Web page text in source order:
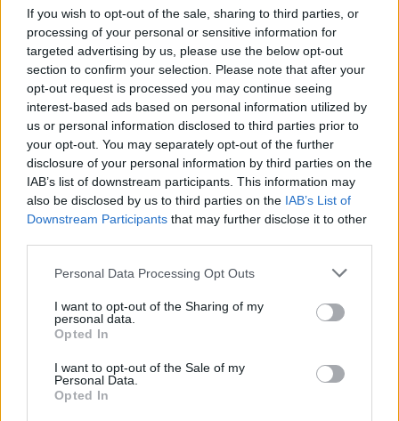
If you wish to opt-out of the sale, sharing to third parties, or
processing of your personal or sensitive information for
targeted advertising by us, please use the below opt-out
section to confirm your selection. Please note that after your
opt-out request is processed you may continue seeing
interest-based ads based on personal information utilized by
us or personal information disclosed to third parties prior to
your opt-out. You may separately opt-out of the further
disclosure of your personal information by third parties on the
IAB’s list of downstream participants. This information may
also be disclosed by us to third parties on the IAB’s List of
Downstream Participants that may further disclose it to other
Personal Data Processing Opt Outs
I want to opt-out of the Sharing of my
personal data.
Opted In
I want to opt-out of the Sale of my
Personal Data.
Opted In
Commenti
Accedioregistratiper commentare questo
commento esprime il pensiero dell'autore e non rappresenta la linea editoriale
di VareseNews.it, che rimane autonoma e indipendente. I messaggi inclusi nei
commenti non sono testi giornalistici, ma post inviati dai singoli lettori che
possono essere automaticamente pubblicati senza filtro preventivo. I commenti
che includano uno o più link a siti esterni verranno rimossi in automatico dal